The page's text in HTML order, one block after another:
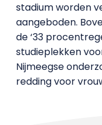
stadium worden
aangeboden.
de ‘33
studieplekken
Nijmeegse
redding voor